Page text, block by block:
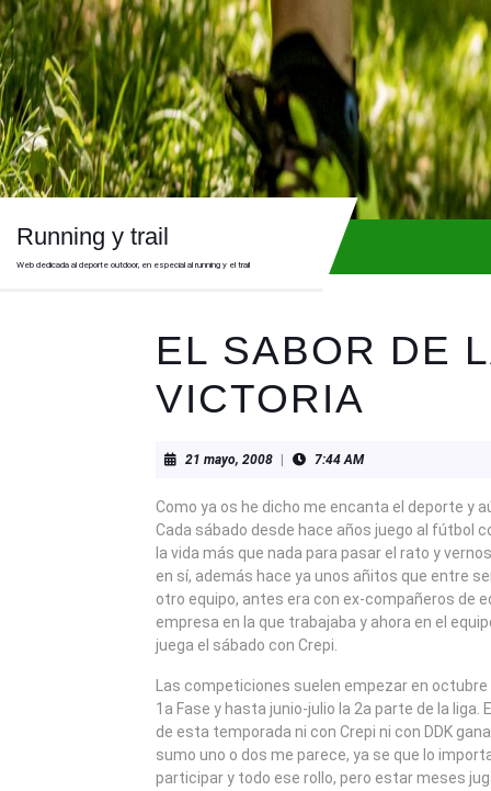
Skip
to
content
Running y trail
Web dedicada al deporte outdoor, en especial al running y el trail
EL SABOR DE
VICTORIA
21 mayo, 200821
2008
7:44 AM
Como ya os he dicho me encanta el deporte y
Cada sábado desde hace años juego al fútbol
la vida más que nada para pasar el rato y
en sí, además hace ya unos añitos que entre
otro equipo, antes era con ex-compañeros de
empresa en la que trabajaba y ahora en el
juega el sábado con Crepi.
Las competiciones suelen empezar en
1a Fase y hasta junio-julio la 2a parte de la liga.
de esta temporada ni con Crepi ni con DDK
sumo uno o dos me parece, ya se que lo
participar y todo ese rollo, pero estar meses